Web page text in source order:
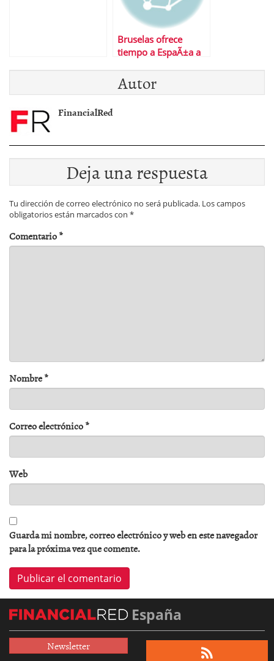
Bruselas ofrece
tiempo a EspaÃ±a a
ajustes
Autor
FinancialRed
Deja una respuesta
Tu dirección de correo electrónico no será publicada. Los campos
obligatorios están marcados con *
Comentario*
Nombre*
Correo electrónico*
Web
Guarda mi nombre, correo electrónico y web en este navegador
para la próxima vez que comente.
España
Newsletter